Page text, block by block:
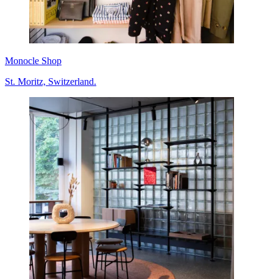
Monocle Shop
St. Moritz, Switzerland.